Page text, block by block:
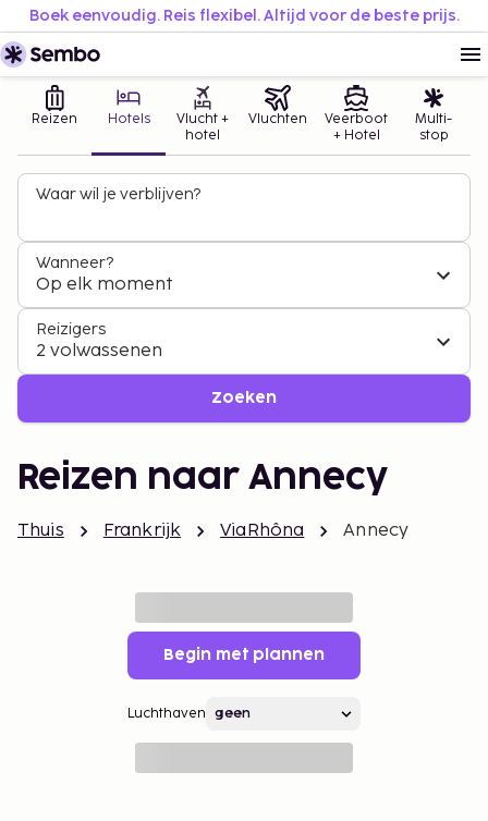
Boek eenvoudig. Reis flexibel. Altijd voor de beste prijs.
Reizen Hotels
Vlucht +
hotel
Vluchten
Veerboot
+ Hotel
Multi-
stop
Waar wil je verblijven?
Wanneer?
Op elk moment
Reizigers
2 volwassenen
Zoeken
Reizen naar Annecy
Thuis Frankrijk ViaRhôna Annecy
Begin met plannen
Luchthaven